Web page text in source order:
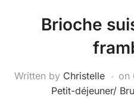
Brioche
Written by Christelle on
Petit-déjeuner/